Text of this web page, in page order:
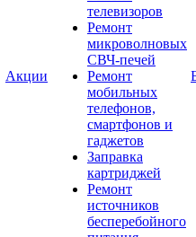
Акции
телевизоров
Ремонт
микроволновых
СВЧ-печей
Ремонт
мобильных
телефонов,
смартфонов и
гаджетов
Заправка
картриджей
Ремонт
источников
бесперебойного